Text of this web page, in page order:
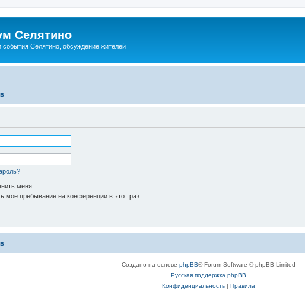
Селятино
события Селятино, обсуждение жителей
меня
моё пребывание на конференции в этот раз
Создано на основе phpBB® Forum Software © phpBB Limited
Русская поддержка phpBB
Конфиденциальность| Правила